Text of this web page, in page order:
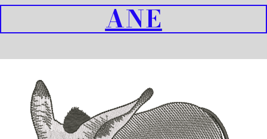
ANE